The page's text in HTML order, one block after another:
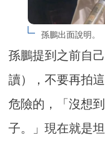
孫鵬出面說明。
孫鵬提到之前自
讀），不要再拍
危險的，「沒想
子。」現在就是